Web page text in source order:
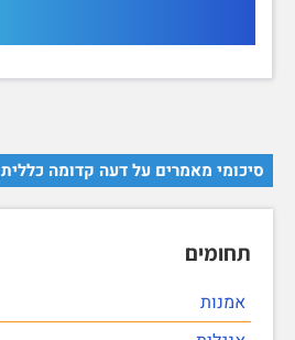
סיכומי מאמרים על דעה קדומה כללית
תחומים
אמנות